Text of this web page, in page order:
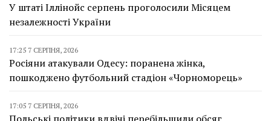
У штаті Іллінойс серпень проголосили Місяцем
незалежності України
17:25 7 СЕРПНЯ, 2026
Росіяни атакували Одесу: поранена жінка,
пошкоджено футбольний стадіон «Чорноморець»
17:05 7 СЕРПНЯ, 2026